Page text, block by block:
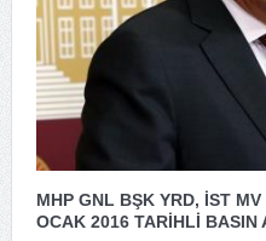
MHP GNL BŞK YRD, İST
OCAK 2016 TARİHLİ BASIN